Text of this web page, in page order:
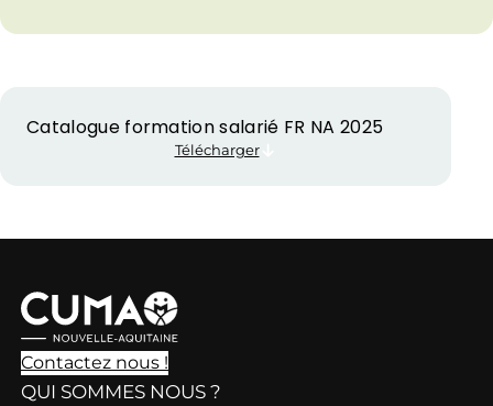
Catalogue formation salarié FR NA 2025
Télécharger
Contactez nous !
QUI SOMMES NOUS ?